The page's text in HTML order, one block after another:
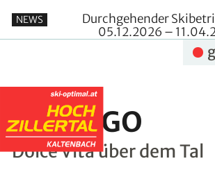
NEWS
Durchgehender
05.12.2026 –
ALBERGO
Dolce Vita über dem Tal